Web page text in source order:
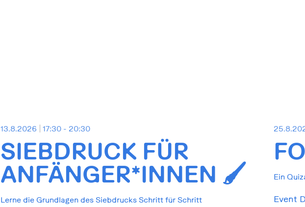
13.8.2026 17:30 - 20:30
SIEBDRUCK FÜR
ANFÄNGER*INNEN 🖌️
Lerne die Grundlagen des Siebdrucks Schritt für Schritt
Ein
Event